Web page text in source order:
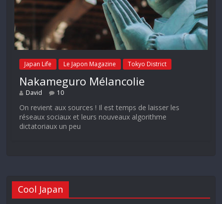
Japan Life Le Japon Magazine Tokyo District
Nakameguro Mélancolie
David 10
On revient aux sources ! Il est temps de laisser les
réseaux sociaux et leurs nouveaux algorithme
dictatoriaux un peu
Cool Japan